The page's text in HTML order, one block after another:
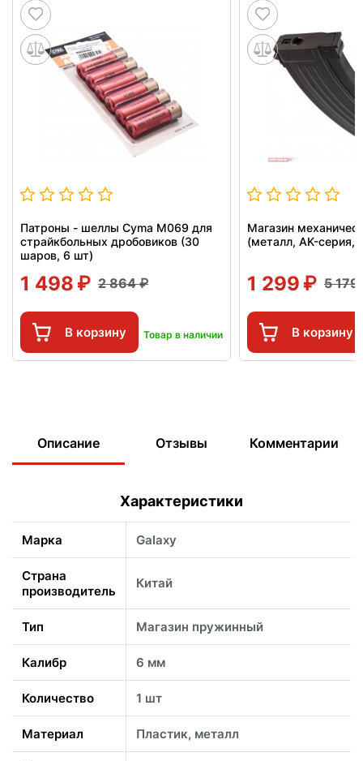
Патроны - шеллы Cyma M069 для
страйкбольных дробовиков (30
шаров, 6 шт)
1 498 2 864
В корзину Товар в наличии
Магазин
(металл, AK-серия,
1 299 5 179
В корзину
Описание Отзывы Комментарии
Характеристики
Марка Galaxy
Страна
производитель
Китай
Тип Магазин пружинный
Калибр 6 мм
Количество 1 шт
Материал Пластик, металл